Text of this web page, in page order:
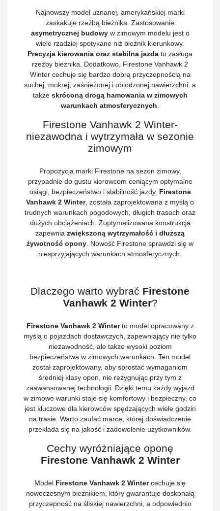
Najnowszy model uznanej, amerykańskiej marki
zaskakuje rzeźbą bieżnika. Zastosowanie
asymetrycznej budowyw zimowym modelu jest o
wiele rzadziej spotykane niż bieżnik kierunkowy.
Precyzja kierowania oraz stabilna jazda to zasługa
rzeźby bieżnika. Dodatkowo, Firestone Vanhawk 2
Winter cechuje się bardzo dobrą przyczepnością na
suchej, mokrej, zaśnieżonej i oblodzonej nawierzchni, a
także skróconą drogą hamowania w zimowych
warunkach atmosferycznych
Firestone Vanhawk 2 Winter-
niezawodna i wytrzymała w sezonie
zimowym
Propozycja marki Firestone na sezon zimowy,
przypadnie do gustu kierowcom ceniącym optymalne
osiągi, bezpieczeństwo i stabilność jazdy. Firestone
Vanhawk 2 Winter, została zaprojektowana z myślą o
trudnych warunkach pogodowych, długich trasach oraz
dużych obciążeniach. Zoptymalizowana konstrukcja
zapewnia zwiększoną wytrzymałość i dłuższą
żywotność opony . Nowość Firestone sprawdzi się w
niesprzyjających warunkach atmosferycznych.
Dlaczego warto wybrać Firestone
Vanhawk 2 Winter?
Firestone Vanhawk 2 Winterto model opracowany z
myślą o pojazdach dostawczych, zapewniający nie tylko
niezawodność, ale także wysoki poziom
bezpieczeństwa w zimowych warunkach. Ten model
został zaprojektowany, aby sprostać wymaganiom
średniej klasy opon, nie rezygnując przy tym z
zaawansowanej technologii. Dzięki temu każdy wyjazd
w zimowe warunki staje się komfortowy i bezpieczny, co
jest kluczowe dla kierowców spędzających wiele godzin
na trasie. Warto zaufać marce, której doświadczenie
przekłada się na jakość i zadowolenie użytkowników.
Cechy wyróżniające oponę
Firestone Vanhawk 2 Winter
Model Firestone Vanhawk 2 Wintercechuje się
nowoczesnym bieżnikiem, który gwarantuje doskonałą
przyczepność na śliskiej nawierzchni, a odpowiednio